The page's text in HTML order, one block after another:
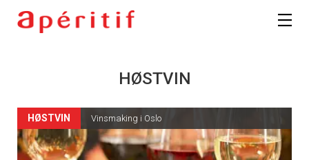
HØSTVIN
HØSTVIN Vinsmaking i Oslo